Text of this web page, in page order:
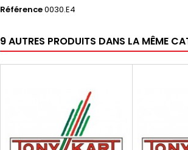
Référence0030.E4
9 AUTRES PRODUITS DANS LA MÊME